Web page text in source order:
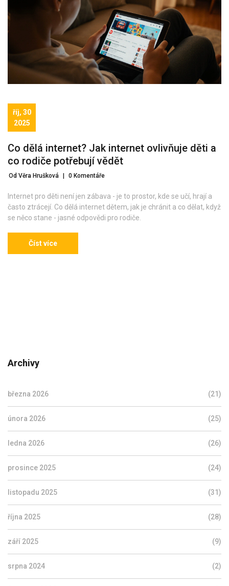
říj, 30
2025
Co dělá internet? Jak internet ovlivňuje děti a
co rodiče potřebují vědět
Od Věra Hrušková 0 Komentáře
Internet pro děti není jen zábava - je to prostor, kde se učí, hrají a
často ztrácejí. Co dělá internet dětem, jak je chránit a co dělat, když
se něco stane - jasné odpovědi pro rodiče.
Číst více
Archivy
března 2026 (21)
února 2026 (25)
ledna 2026 (26)
prosince 2025 (24)
listopadu 2025 (31)
října 2025 (28)
září 2025 (9)
srpna 2024 (2)